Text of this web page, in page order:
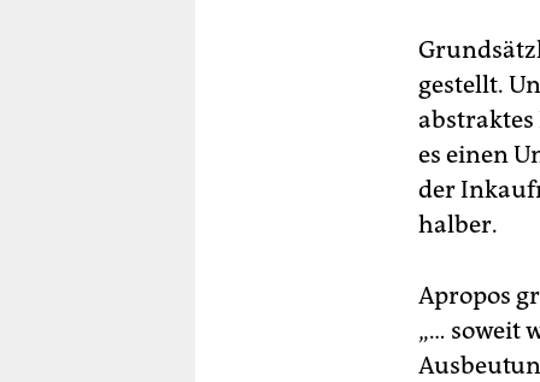
gestellt.
es einen
der
halber.
Apropos
„… soweit